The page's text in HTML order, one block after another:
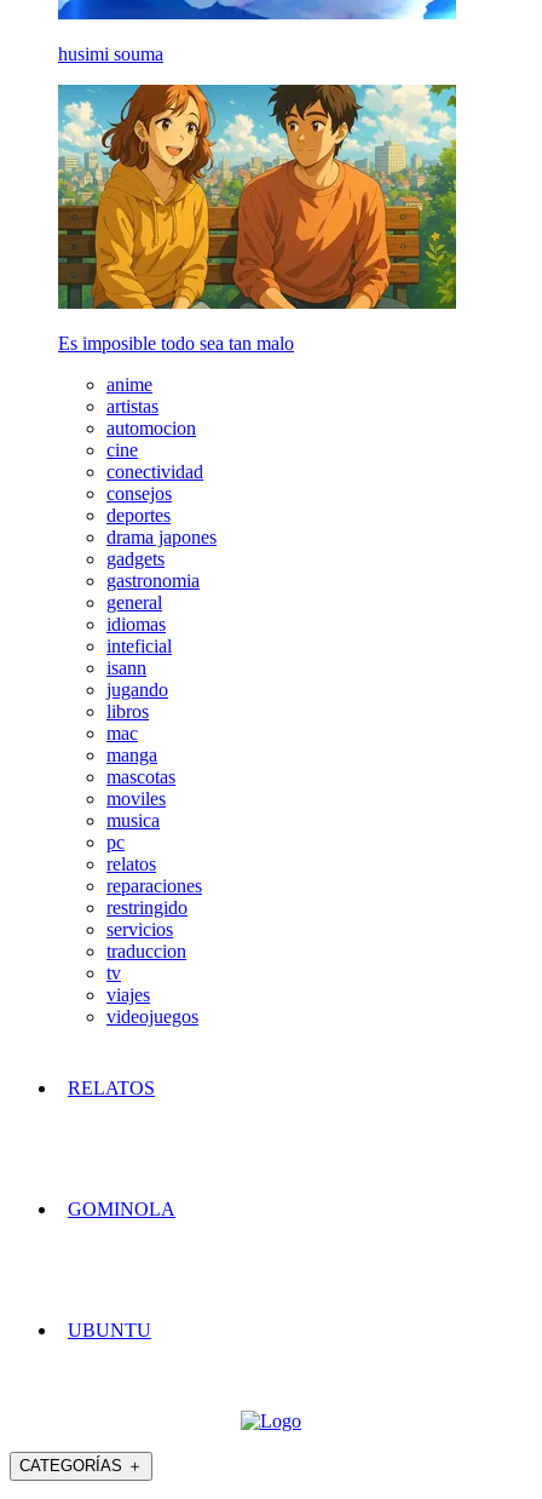
husimi souma
Es imposible todo sea tan malo
anime
artistas
automocion
cine
conectividad
consejos
deportes
drama japones
gadgets
gastronomia
general
idiomas
inteficial
isann
jugando
libros
mac
manga
mascotas
moviles
musica
pc
relatos
reparaciones
restringido
servicios
traduccion
tv
viajes
videojuegos
RELATOS
GOMINOLA
UBUNTU
CATEGORÍAS ＋